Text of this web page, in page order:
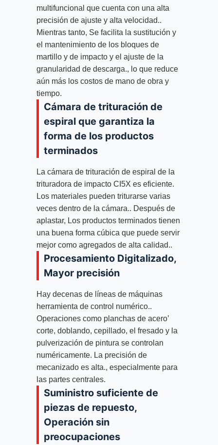
multifuncional que cuenta con una alta
precisión de ajuste y alta velocidad..
Mientras tanto, Se facilita la sustitución y
el mantenimiento de los bloques de
martillo y de impacto y el ajuste de la
granularidad de descarga., lo que reduce
aún más los costos de mano de obra y
tiempo.
Cámara de trituración de
espiral que garantiza la
forma de los productos
terminados
La cámara de trituración de espiral de la
trituradora de impacto CI5X es eficiente.
Los materiales pueden triturarse varias
veces dentro de la cámara.. Después de
aplastar, Los productos terminados tienen
una buena forma cúbica que puede servir
mejor como agregados de alta calidad..
Procesamiento Digitalizado,
Mayor precisión
Hay decenas de líneas de máquinas
herramienta de control numérico..
Operaciones como planchas de acero’
corte, doblando, cepillado, el fresado y la
pulverización de pintura se controlan
numéricamente. La precisión de
mecanizado es alta., especialmente para
las partes centrales.
Suministro suficiente de
piezas de repuesto,
Operación sin
preocupaciones